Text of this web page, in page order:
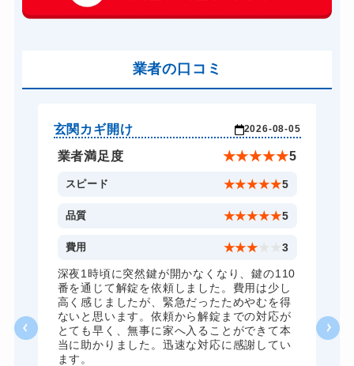
車カギ開け 13,200円～(税込)
ドアノブカギ開け 10,780円～(税込)
ドアノブカギ交換 11,000円～(税込)
業者の口コミ
玄関カギ開け 2026-08-05
業者満足度 ★★★★★5
スピード ★★★★★5
品質 ★★★★★5
費用 ★★★ 3
深夜1時頃に突然鍵が開かなくなり、鍵の110
番を通じて解錠を依頼しました。費用は少し
高く感じましたが、緊急だったためやむを得
ないと思います。依頼から解錠までの対応が
とても早く、無事に家へ入ることができて本
当に助かりました。迅速な対応に感謝してい
ます。